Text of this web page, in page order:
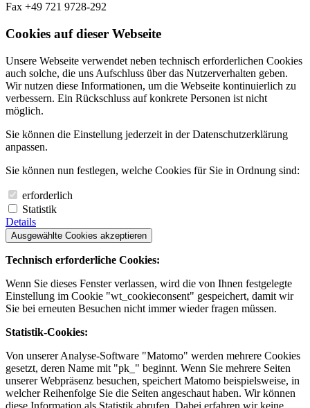
Fax +49 721 9728-292
Cookies auf dieser Webseite
Unsere Webseite verwendet neben technisch erforderlichen Cookies
auch solche, die uns Aufschluss über das Nutzerverhalten geben.
Wir nutzen diese Informationen, um die Webseite kontinuierlich zu
verbessern. Ein Rückschluss auf konkrete Personen ist nicht
möglich.
Sie können die Einstellung jederzeit in der Datenschutzerklärung
anpassen.
Sie können nun festlegen, welche Cookies für Sie in Ordnung sind:
erforderlich
Statistik
Details
Ausgewählte Cookies akzeptieren
Technisch erforderliche Cookies:
Wenn Sie dieses Fenster verlassen, wird die von Ihnen festgelegte
Einstellung im Cookie "wt_cookieconsent" gespeichert, damit wir
Sie bei erneuten Besuchen nicht immer wieder fragen müssen.
Statistik-Cookies:
Von unserer Analyse-Software "Matomo" werden mehrere Cookies
gesetzt, deren Name mit "pk_" beginnt. Wenn Sie mehrere Seiten
unserer Webpräsenz besuchen, speichert Matomo beispielsweise, in
welcher Reihenfolge Sie die Seiten angeschaut haben. Wir können
diese Information als Statistik abrufen. Dabei erfahren wir keine